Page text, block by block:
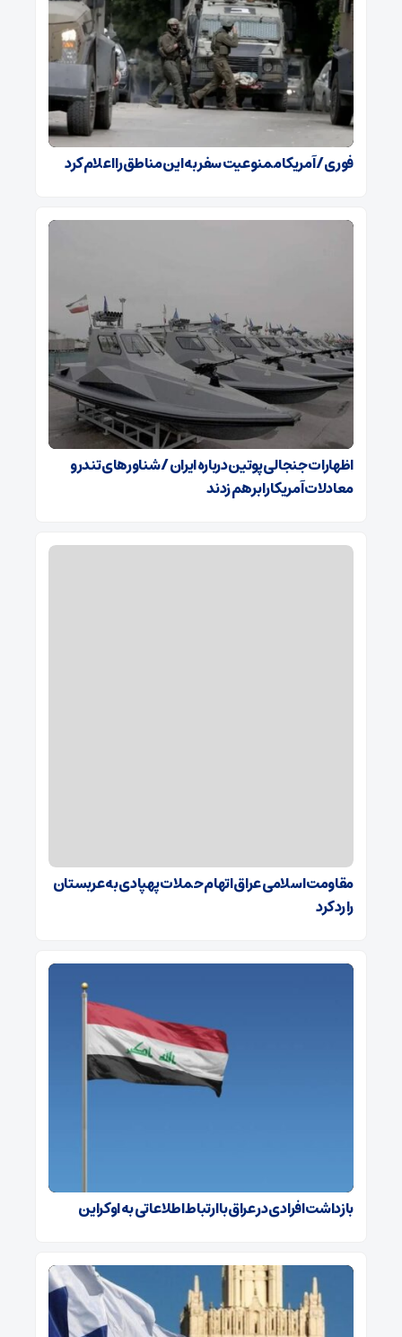
فوری / آمریکا ممنوعیت سفر به این مناطق را اعلام کرد
اظهارات جنجالی پوتین درباره ایران / شناورهای تندرو
معادلات آمریکا را برهم زدند
مقاومت اسلامی عراق اتهام حملات پهپادی به عربستان
را رد کرد
بازداشت افرادی در عراق با ارتباط اطلاعاتی به اوکراین